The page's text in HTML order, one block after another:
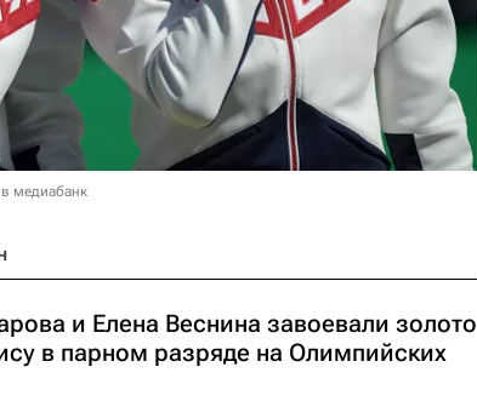
медиабанк
и Елена Веснина завоевали золото
в парном разряде на Олимпийских